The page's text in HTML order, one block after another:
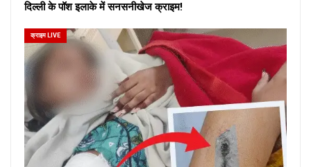
दिल्ली के पॉश इलाके में सनसनीखेज क्राइम!
क्राइम LIVE